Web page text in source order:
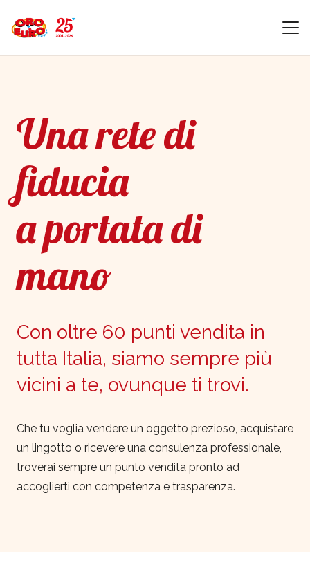
Una rete di
fiducia
a portata di
mano
Con oltre 60 punti vendita in
tutta Italia, siamo sempre più
vicini a te, ovunque ti trovi.
Che tu voglia vendere un oggetto prezioso, acquistare
un lingotto o ricevere una consulenza professionale,
troverai sempre un punto vendita pronto ad
accoglierti con competenza e trasparenza.